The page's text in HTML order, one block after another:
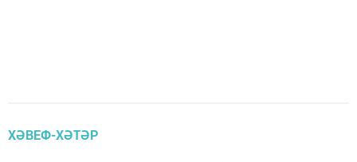
ХӘВЕФ-ХӘТӘР